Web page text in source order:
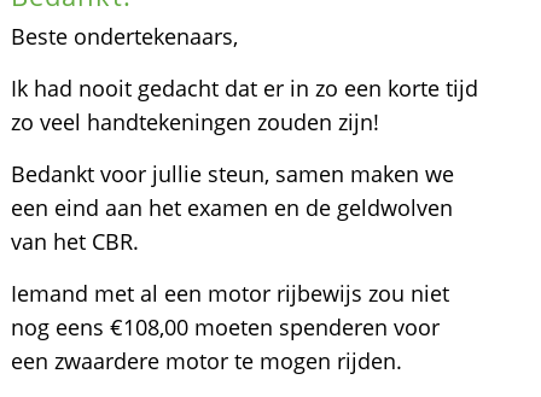
Beste ondertekenaars,
Ik had nooit gedacht dat er in zo een korte tijd
zo veel handtekeningen zouden zijn!
Bedankt voor jullie steun, samen maken we
een eind aan het examen en de geldwolven
van het CBR.
Iemand met al een motor rijbewijs zou niet
nog eens €108,00 moeten spenderen voor
een zwaardere motor te mogen rijden.